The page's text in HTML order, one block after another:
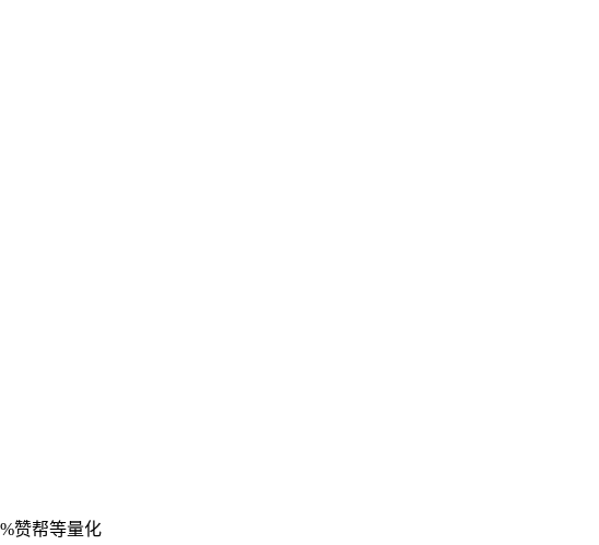
赞帮等量化